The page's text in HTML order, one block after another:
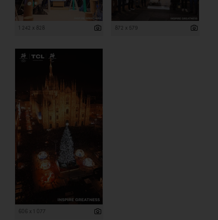
1 242 x 828 872 x 579
606 x 1 077